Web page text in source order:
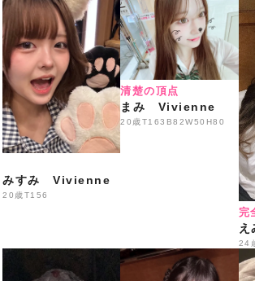
50分 3,300
生ビール・ハイボール・各種サワー・
ー・ 各種ソフトドリンク飲み放
※ご来店の際はスタッフへLINE画面をご
️本日の出勤情報
18:00〜
Eはな・
あまの
いくみ・ゆめあ・
みすみ Vivienne
20歳T156
清楚の頂点
まみ Vivienne
20歳T163B82W50H80
完
24